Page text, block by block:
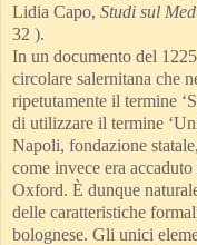
Lidia Capo, Studi sul
32 ).
In un documento del
circolare salernitana che
ripetutamente il termine
di utilizzare il termine
Napoli, fondazione
come invece era
Oxford. È dunque
delle caratteristiche
bolognese. Gli unici